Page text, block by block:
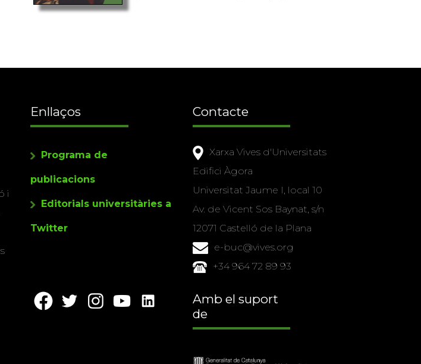
i
Enllaços
Programa de
publicacions
Editorials universitàries a
Twitter
Contacte
Xarxa Vives d'Universitats
Edifici Àgora
Universitat Jaume I, local 10
Av. de Vicent Sos Baynat, s/n
12071 Castelló de la Plana
e-buc@vives.org
+34 964 72 89 93
Amb el suport
de